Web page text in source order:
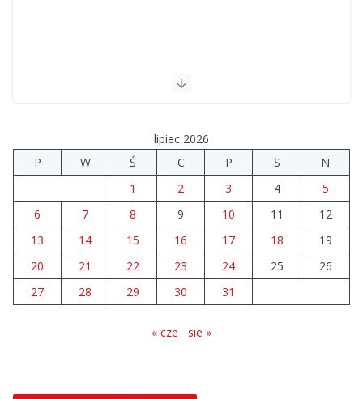
lipiec 2026
P
W Ś C P S
N
1
2 3 4
5
6
7 8 9 10 11
12
13
14 15 16 17 18
19
20
21 22 23 24 25
26
27
28 29 30 31
« cze sie »